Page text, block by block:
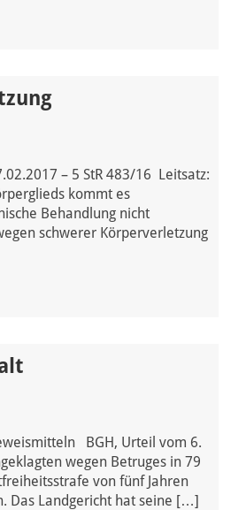
– 5 StR 483/16 Leitsatz:
kommt es
Behandlung nicht
schwerer Körperverletzung
BGH, Urteil vom 6.
wegen Betruges in 79
von fünf Jahren
Das Landgericht hat seine […]